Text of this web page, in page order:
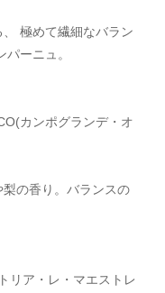
極めて繊細なバラン
ーニュ。
カンポグランデ・オ
の香り。バランスの
リア・レ・マエストレ